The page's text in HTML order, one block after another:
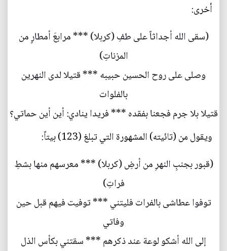
أخرى:
(سقى الله أجداثاً على طفِ (كربلا) *** مرابعَ أمطارٍ من
المزناتِ)
وصلى على روح الحسين حبيبه *** قتيلا لدى النهرين
بالفلوات
قتيلا بلا جرم فجعنا بفقده *** فريدا ينادي: أين أين حماتي؟
ويقول من (تائيته) المشهورة التي تبلغ (123) بيتاً:
(قبور بجنبِ النهرِ من أرضِ (كربلا) *** معرسهم منها بشطِ
فراتِ)
توفوا عطاشى بالفرات فليتني *** توفيت فيهم قبل حين
وفاتي
إلى الله أشكو لوعة عند ذكرهم *** سقتني بكأس الذل